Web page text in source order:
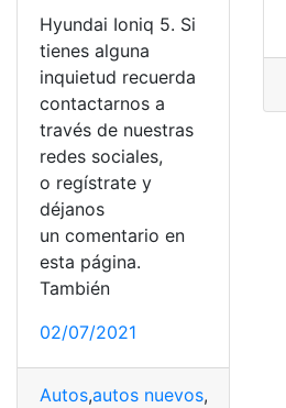
Hyundai Ioniq 5. Si
tienes alguna
inquietud recuerda
contactarnos a
través de nuestras
redes sociales,
o regístrate y
déjanos
un comentario en
esta página.
También
02/07/2021
Autos,autos nuevos,